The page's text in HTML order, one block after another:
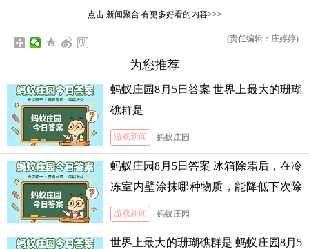
点击 新闻聚合有更多好看的内容>>>
(责任编辑：庄婷婷)
为您推荐
蚂蚁庄园8月5日答案 世界上最大的珊瑚
礁群是
游戏新闻 蚂蚁庄园
蚂蚁庄园8月5日答案 冰箱除霜后，在冷
冻室内壁涂抹哪种物质，能降低下次除
霜的难度
游戏新闻 蚂蚁庄园
世界上最大的珊瑚礁群是 蚂蚁庄园8月5